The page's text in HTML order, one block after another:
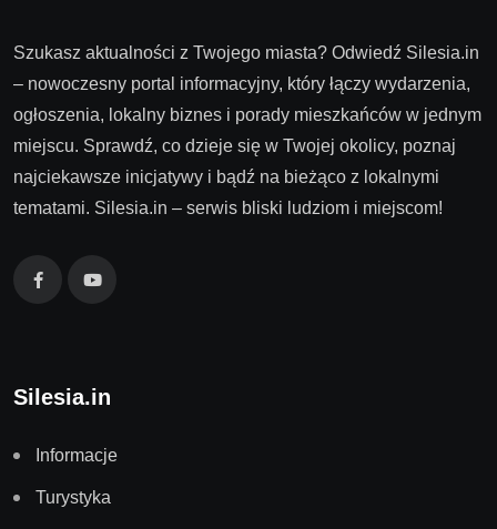
Szukasz aktualności z Twojego miasta? Odwiedź Silesia.in
– nowoczesny portal informacyjny, który łączy wydarzenia,
ogłoszenia, lokalny biznes i porady mieszkańców w jednym
miejscu. Sprawdź, co dzieje się w Twojej okolicy, poznaj
najciekawsze inicjatywy i bądź na bieżąco z lokalnymi
tematami. Silesia.in – serwis bliski ludziom i miejscom!
Silesia.in
Informacje
Turystyka